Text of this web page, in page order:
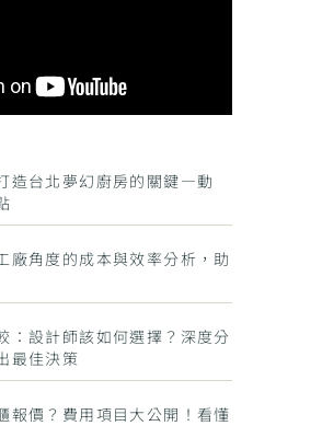
造台北夢幻廚房的關鍵—動
廠角度的成本與效率分析，助
：設計師該如何選擇？深度分
最佳決策
報價？費用項目大公開！看懂